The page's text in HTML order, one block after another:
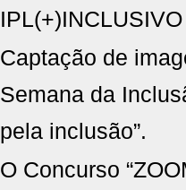
IPL(+)INCLUSIVO
Captação de
Semana da
pela inclusão”.
O Concurso